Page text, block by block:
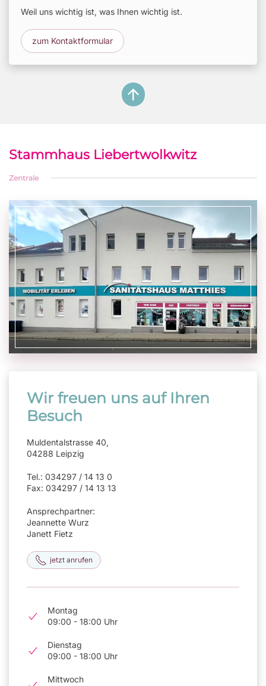
Weil uns wichtig ist, was Ihnen wichtig ist.
zum Kontaktformular
Stammhaus Liebertwolkwitz
Zentrale
Wir freuen uns auf Ihren
Besuch
Muldentalstrasse 40,
04288 Leipzig
Tel.: 034297 / 14 13 0
Fax: 034297 / 14 13 13
Ansprechpartner:
Jeannette Wurz
Janett Fietz
jetzt anrufen
Montag
09:00 - 18:00 Uhr
Dienstag
09:00 - 18:00 Uhr
Mittwoch